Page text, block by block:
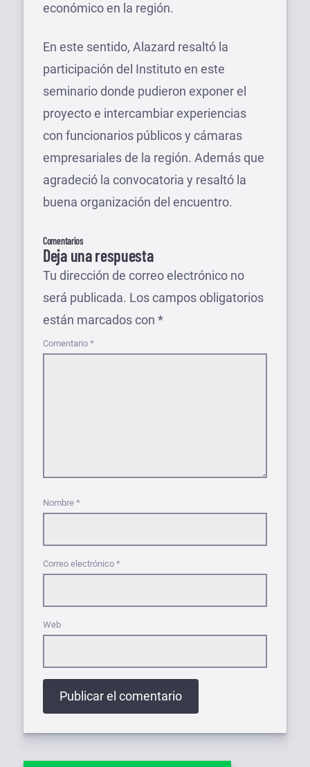
económico en la región.
En este sentido, Alazard resaltó la
participación del Instituto en este
seminario donde pudieron exponer el
proyecto e intercambiar experiencias
con funcionarios públicos y cámaras
empresariales de la región. Además que
agradeció la convocatoria y resaltó la
buena organización del encuentro.
Comentarios
Deja una respuesta
Tu dirección de correo electrónico no
será publicada. Los campos obligatorios
están marcados con *
Comentario *
Nombre *
Correo electrónico *
Web